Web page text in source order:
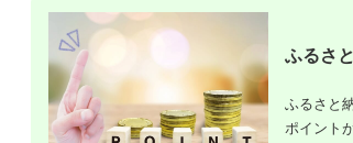
ふるさ
ふるさと
ポイント